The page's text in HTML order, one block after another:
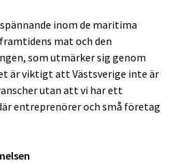
inom de maritima
mat och den
som utmärker sig genom
är viktigt att Västsverige inte är
utan att vi har ett
entreprenörer och små företag